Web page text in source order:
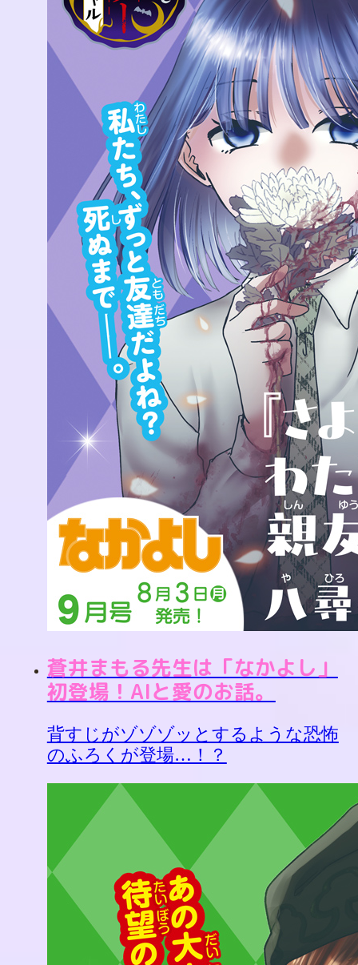
蒼井まもる先生は「なかよし」
初登場！AIと愛のお話。
背すじがゾゾゾッとするような恐怖
のふろくが登場…！？